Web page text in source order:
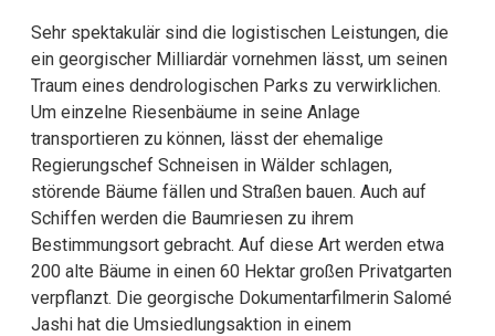
Sehr spektakulär sind die logistischen Leistungen, die
ein georgischer Milliardär vornehmen lässt, um seinen
Traum eines dendrologischen Parks zu verwirklichen.
Um einzelne Riesenbäume in seine Anlage
transportieren zu können, lässt der ehemalige
Regierungschef Schneisen in Wälder schlagen,
störende Bäume fällen und Straßen bauen. Auch auf
Schiffen werden die Baumriesen zu ihrem
Bestimmungsort gebracht. Auf diese Art werden etwa
200 alte Bäume in einen 60 Hektar großen Privatgarten
verpflanzt. Die georgische Dokumentarfilmerin Salomé
Jashi hat die Umsiedlungsaktion in einem